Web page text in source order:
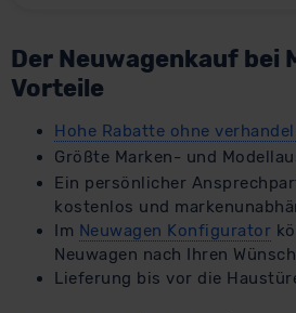
Der Neuwagenkauf bei
Vorteile
Hohe Rabatte ohne
Größte Marken- und
Ein persönlicher
kostenlos und
Im Neuwagen Konfigurator
Neuwagen nach Ihren
Lieferung bis vor die